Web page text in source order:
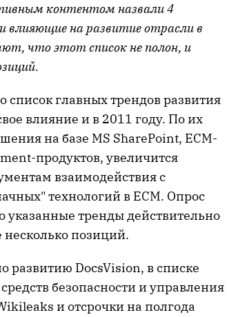
контентом назвали 4
влияющие на развитие отрасли в
что этот список не полон, и
список главных трендов развития
влияние и в 2011 году. По их
на базе MS SharePoint, ECM-
продуктов, увеличится
взаимодействия с
технологий в ECM. Опрос
указанные тренды действительно
позиций.
развитию DocsVision, в списке
безопасности и управления
и отсрочки на полгода